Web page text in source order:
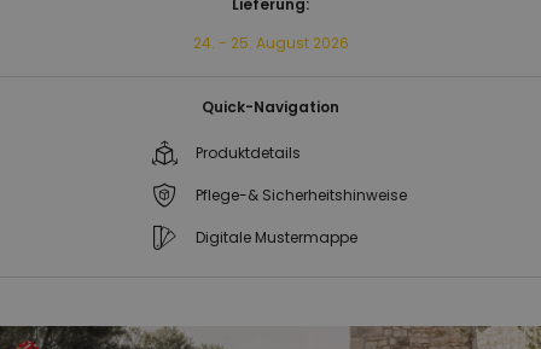
Lieferung:
24. - 25. August 2026
Quick-Navigation
Produktdetails
Pflege-& Sicherheitshinweise
Digitale Mustermappe
Zum
Zum